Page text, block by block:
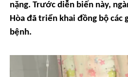
nặng. Trước diễn biến này,
Hòa đã triển khai đồng bộ các
bệnh.